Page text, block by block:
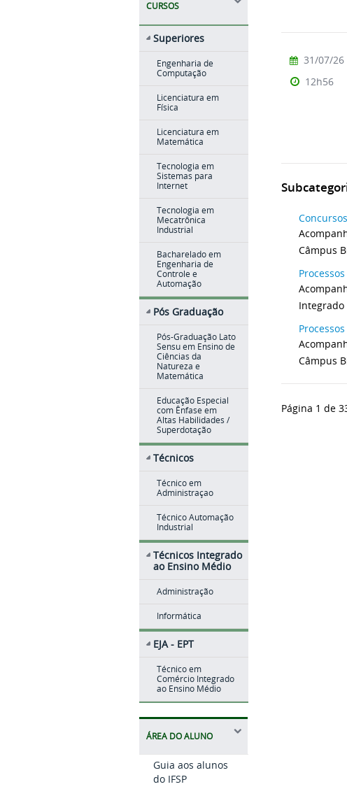
CURSOS
Superiores
Engenharia de
Computação
Licenciatura em
Física
Licenciatura em
Matemática
Tecnologia em
Sistemas para
Internet
Tecnologia em
Mecatrônica
Industrial
Bacharelado em
Engenharia de
Controle e
Automação
Pós Graduação
Pós-Graduação Lato
Sensu em Ensino de
Ciências da
Natureza e
Matemática
Educação Especial
com Ênfase em
Altas Habilidades /
Superdotação
Técnicos
Técnico em
Administraçao
Técnico Automação
Industrial
Técnicos Integrado
ao Ensino Médio
Administração
Informática
EJA - EPT
Técnico em
Comércio Integrado
ao Ensino Médio
ÁREA DO ALUNO
Guia aos alunos
do IFSP
31/07/26
12h56
Câmpus
Integrado
Câmpus
Página 1 de